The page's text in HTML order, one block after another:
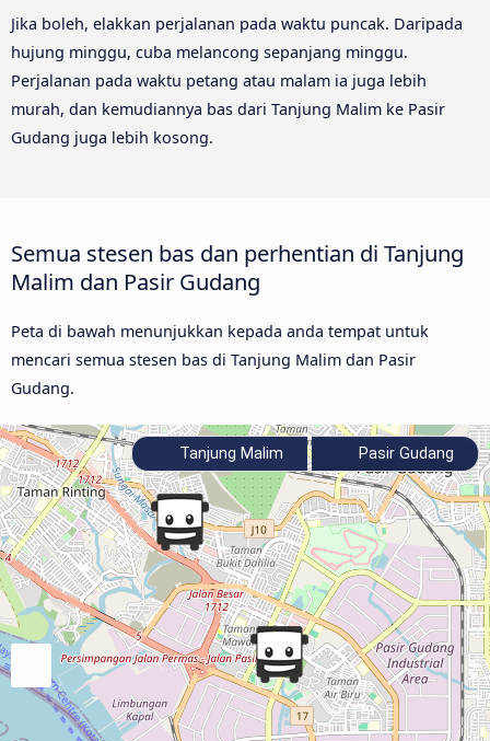
Jika boleh, elakkan perjalanan pada waktu puncak. Daripada
hujung minggu, cuba melancong sepanjang minggu.
Perjalanan pada waktu petang atau malam ia juga lebih
murah, dan kemudiannya bas dari Tanjung Malim ke Pasir
Gudang juga lebih kosong.
Semua stesen bas dan perhentian di Tanjung
Malim dan Pasir Gudang
Peta di bawah menunjukkan kepada anda tempat untuk
mencari semua stesen bas di Tanjung Malim dan Pasir
Gudang.
Tanjung Malim Pasir Gudang